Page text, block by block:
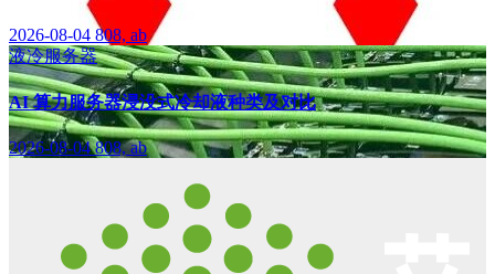
2026-08-04 808, ab
液冷服务器
AI 算力服务器浸没式冷却液种类及对比
2026-08-04808, ab